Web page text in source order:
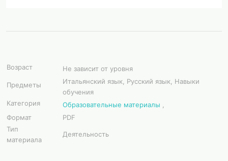
Возраст
Не зависит от уровня
Предметы
Итальянский язык, Русский язык, Навыки
обучения
Категория
Образовательные материалы ,
Формат
PDF
Тип
материала
Деятельность